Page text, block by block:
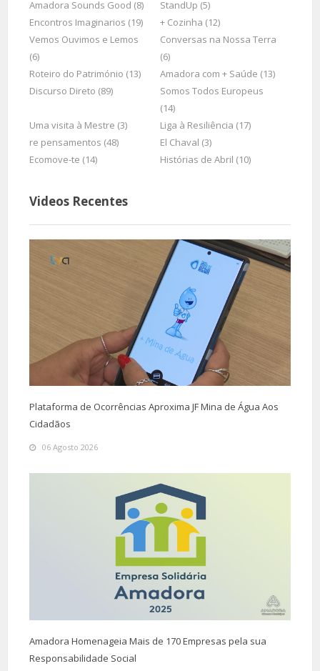
Amadora Sounds Good (8)
StandUp (5)
Encontros Imaginarios (19)
+ Cozinha (12)
Vemos Ouvimos e Lemos
(6)
Conversas na Nossa Terra
(6)
Roteiro do Património (13)
Amadora com + Saúde (13)
Discurso Direto (89)
Somos Todos Europeus
(14)
Uma visita à Mestre (3)
Liga à Resiliência (17)
re pensamentos (48)
El Chaval (3)
Ecomove-te (14)
Histórias de Abril (10)
Videos Recentes
Plataforma de Ocorrências Aproxima JF Mina de Água Aos
Cidadãos
06 Agosto 2026
Amadora Homenageia Mais de 170 Empresas pela sua
Responsabilidade Social